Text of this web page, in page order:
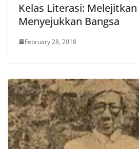
Kelas Literasi:
Menyejukkan Bangsa
February 28, 2018